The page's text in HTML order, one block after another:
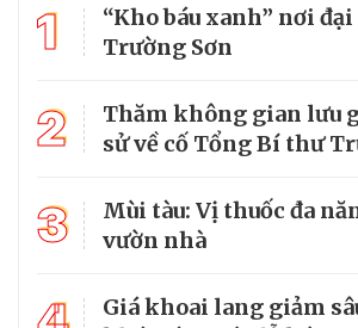
1
“Kho báu xanh” nơi
Trường Sơn
2
Thăm không gian lưu
sử về cố Tổng Bí thư
3
Mùi tàu: Vị thuốc đa
vườn nhà
Giá khoai lang giảm